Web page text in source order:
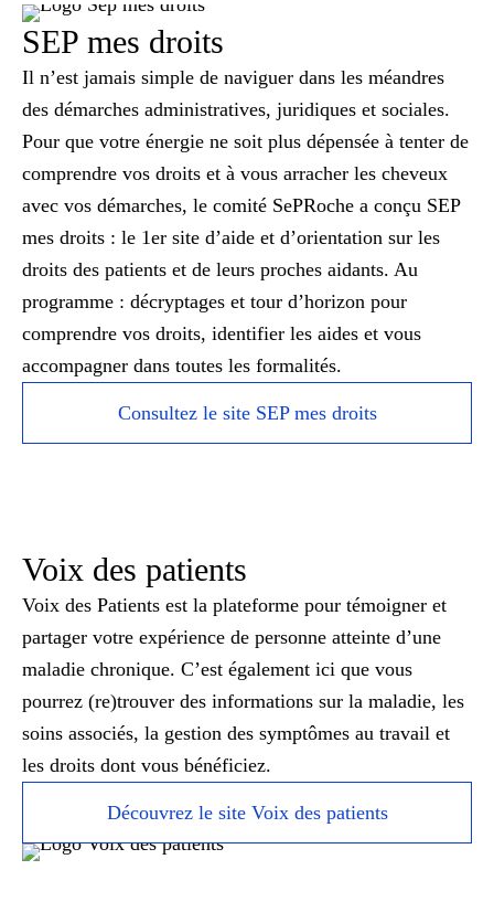
SEP mes droits
Il n’est jamais simple de naviguer dans les méandres
des démarches administratives, juridiques et sociales.
Pour que votre énergie ne soit plus dépensée à tenter de
comprendre vos droits et à vous arracher les cheveux
avec vos démarches, le comité SePRoche a conçu SEP
mes droits : le 1er site d’aide et d’orientation sur les
droits des patients et de leurs proches aidants. Au
programme : décryptages et tour d’horizon pour
comprendre vos droits, identifier les aides et vous
accompagner dans toutes les formalités.
Consultez le site SEP mes droits
Voix des patients
Voix des Patients est la plateforme pour témoigner et
partager votre expérience de personne atteinte d’une
maladie chronique. C’est également ici que vous
pourrez (re)trouver des informations sur la maladie, les
soins associés, la gestion des symptômes au travail et
les droits dont vous bénéficiez.
Découvrez le site Voix des patients